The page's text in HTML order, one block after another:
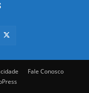
Fale Conosco